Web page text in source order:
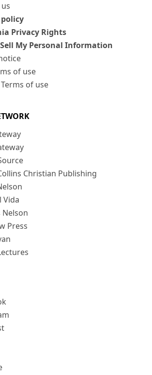
Privacy Rights
My Personal Information
of use
of use
Christian Publishing
Vida
Nelson
Press